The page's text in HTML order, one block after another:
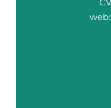
web: